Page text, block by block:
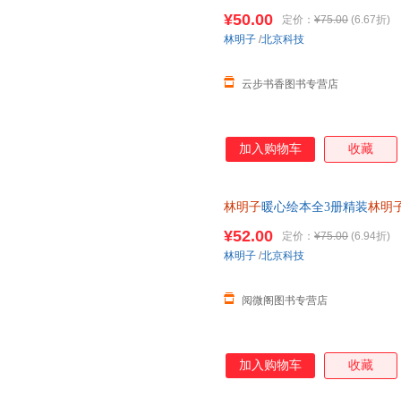
是那么亲切，读林明子就仿佛
在书店遇见林明子，一定要把
¥50.00 定价： ¥75.00 (6.67折)
云步书香图书专营店
林明子 /北京科技
加入购物车 收藏
林明子暖心绘本全3册精装林明
¥52.00 定价： ¥75.00 (6.94折)
阅微阁图书专营店
林明子 /北京科技
加入购物车 收藏